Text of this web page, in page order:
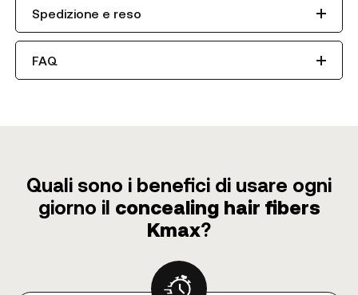
Spedizione e reso
FAQ
Quali sono i benefici di usare ogni
giorno il concealing hair fibers
Kmax?